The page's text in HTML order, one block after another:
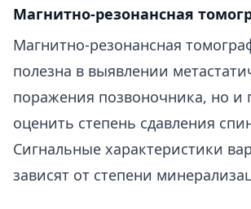
Магнитно-резонансная
Магнитно-резонансная
полезна в выявлении
поражения позвоночника, но и
оценить степень сдавления
Сигнальные характеристики
зависят от степени